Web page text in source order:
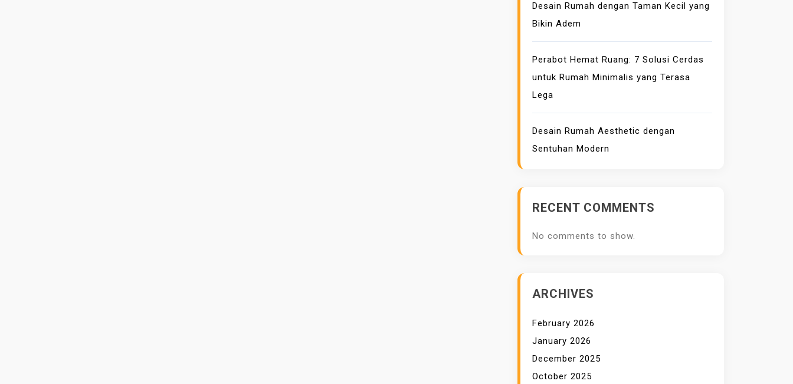
Desain Rumah dengan Taman Kecil yang
Bikin Adem
Perabot Hemat Ruang: 7 Solusi Cerdas
untuk Rumah Minimalis yang Terasa
Lega
Desain Rumah Aesthetic dengan
Sentuhan Modern
RECENT COMMENTS
No comments to show.
ARCHIVES
February 2026
January 2026
December 2025
October 2025